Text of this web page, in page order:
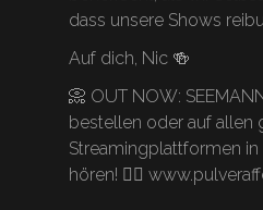
dass unsere Shows
Auf dich, Nic 🍻
📀 OUT NOW:
bestellen oder auf allen
Streamingplattformen in
hören! 👉🏻